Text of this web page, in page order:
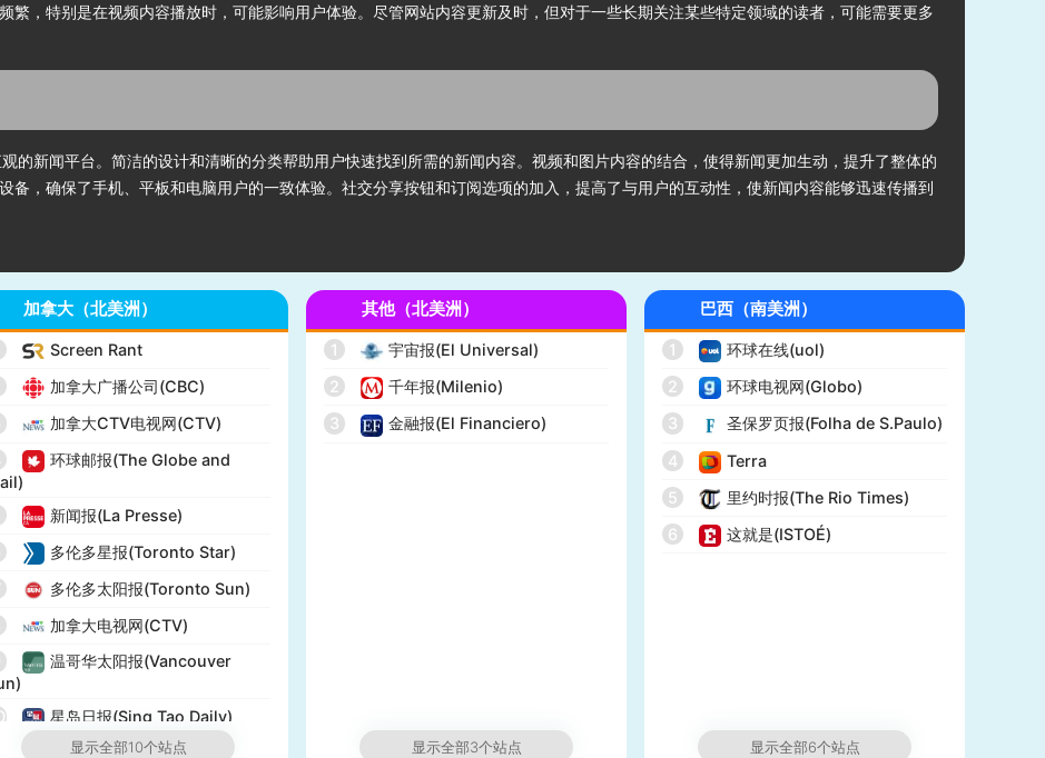
繁，特别是在视频内容播放时，可能影响用户体验。尽管网站内容更新及时，但对于一些长期关注某些特定领域的读者，可能需要更多
的新闻平台。简洁的设计和清晰的分类帮助用户快速找到所需的新闻内容。视频和图片内容的结合，使得新闻更加生动，提升了整体的
备，确保了手机、平板和电脑用户的一致体验。社交分享按钮和订阅选项的加入，提高了与用户的互动性，使新闻内容能够迅速传播到
加拿大（北美洲）
Screen Rant
加拿大广播公司(CBC)
加拿大CTV电视网(CTV)
环球邮报(The Globe and
新闻报(La Presse)
多伦多星报(Toronto Star)
多伦多太阳报(Toronto Sun)
加拿大电视网(CTV)
温哥华太阳报(Vancouver
星岛日报(Sing Tao Daily)
显示全部10个站点
其他（北美洲）
1
宇宙报(El Universal)
2
千年报(Milenio)
3
金融报(El Financiero)
显示全部3个站点
巴西（南美洲）
1
环球在线(uol)
2
环球电视网(Globo)
3
圣保罗页报(Folha de S.Paulo)
4
Terra
5
里约时报(The Rio Times)
6
这就是(ISTOÉ)
显示全部6个站点